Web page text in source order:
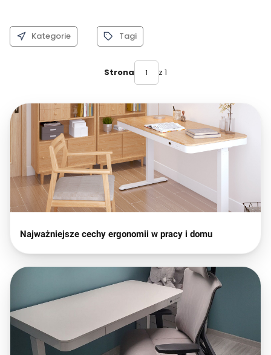
Kategorie Tagi
Strona z 1
Najważniejsze cechy ergonomii w pracy i domu